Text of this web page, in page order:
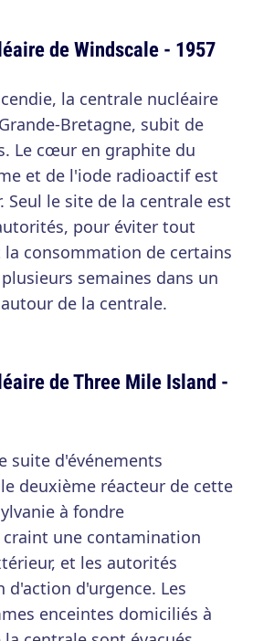
de Windscale - 1957
la centrale nucléaire
Bretagne, subit de
Le cœur en graphite du
et de l'iode radioactif est
Seul le site de la centrale est
pour éviter tout
consommation de certains
semaines dans un
de la centrale.
de Three Mile Island -
suite d'événements
deuxième réacteur de cette
à fondre
une contamination
et les autorités
d'action d'urgence. Les
enceintes domiciliés à